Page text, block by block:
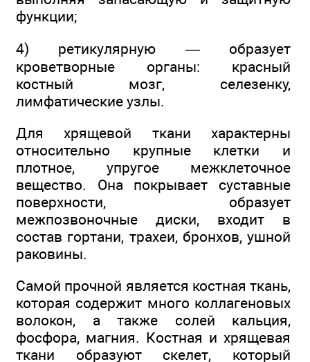
функции;
4) ретикулярную — образует
кроветворные органы: красный
костный мозг, селезенку,
лимфатические узлы.
Для хрящевой ткани характерны
относительно крупные клетки и
плотное, упругое межклеточное
вещество. Она покрывает суставные
поверхности, образует
межпозвоночные диски, входит в
состав гортани, трахеи, бронхов, ушной
раковины.
Самой прочной является костная ткань,
которая содержит много коллагеновых
волокон, а также солей кальция,
фосфора, магния. Костная и хрящевая
ткани образуют скелет, который